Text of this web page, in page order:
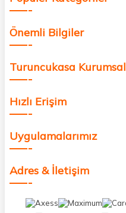
Önemli Bilgiler
Turuncukasa Kurumsal
Hızlı Erişim
Uygulamalarımız
Adres & İletişim